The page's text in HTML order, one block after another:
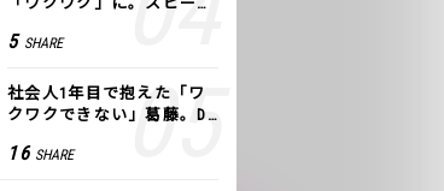
方トレーニング」に込めた
5 SHARE
社会人1年目で抱えた「ワ
クワクできない」葛藤。De
つけた、私の生きる道
16 SHARE